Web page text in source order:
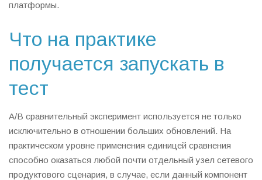
платформы.
Что на практике
получается запускать в
тест
A/B сравнительный эксперимент используется не только
исключительно в отношении больших обновлений. На
практическом уровне применения единицей сравнения
способно оказаться любой почти отдельный узел сетевого
продуктового сценария, в случае, если данный компонент